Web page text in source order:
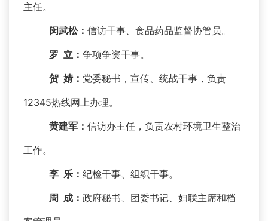
主任。
闵武松： 信访干事、食品药品监督协管员。
罗 立： 争项争资干事。
贺 婧： 党委秘书，宣传、统战干事，负责
12345热线网上办理。
黄建军 ： 信访办主任，负责农村环境卫生整治
工作。
李 乐： 纪检干事、组织干事。
周 成： 政府秘书、团委书记、妇联主席和档